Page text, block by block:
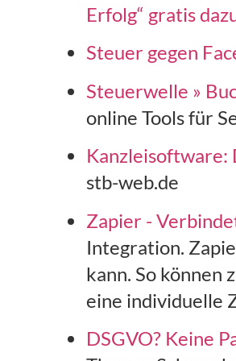
Erfolg“ gratis
Steuer gegen
Steuerwelle »
online Tools für
Kanzleisoftware:
stb-web.de
Zapier -
Integration.
kann. So können
eine individuelle
DSGVO? Keine